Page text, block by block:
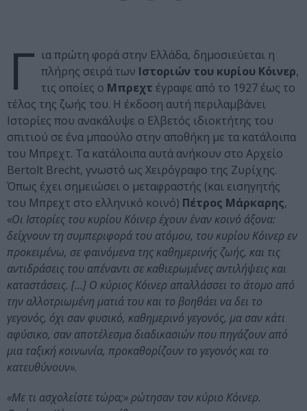
Γ ια πρώτη φορά στην Ελλάδα, δημοσιεύεται η
πλήρης σειρά των Ιστοριών του κυρίου Κόινερ,
τις οποίες ο Μπρεχτ έγραφε από το 1927 έως το
τέλος της ζωής του. Η έκδοση αυτή περιλαμβάνει
Ιστορίες που ανακάλυψε ο Ελβετός ιδιοκτήτης του
σπιτιού σε ένα μπαούλο στην αποθήκη με τα κατάλοιπα
του Μπρεχτ. Τα κατάλοιπα αυτά ανήκουν στο Αρχείο
Bertolt Brecht, γνωστό ως Χειρόγραφο της Ζυρίχης.
Όπως έχει σημειώσει ο μεταφραστής (και εισηγητής
του Μπρεχτ στο ελληνικό κοινό) Πέτρος Μάρκαρης,
«Οι Ιστορίες του κυρίου Κόινερ έχουν έναν κοινό άξονα:
δείχνουν τη συμπεριφορά του ατόμου, του κυρίου Κόινερ εν
προκειμένω, σε φαινόμενα της καθημερινής ζωής, και τις
αντιδράσεις του απέναντι σε καθιερωμένες αντιλήψεις και
καταστάσεις. […] Ο κύριος Κόινερ απαλλάσσει το άτομο από
την αλλοτριωμένη ματιά του και το βοηθάει να δει το
γεγονός, όχι σαν φυσικό, καθημερινό γεγονός, μα σαν κάτι
αφύσικο, σαν αποτέλεσμα διαδικασιών που πηγάζουν από
μια ταξική κοινωνία, προκαθορίζουν το γεγονός και το
κατευθύνουν».
«Με τι ασχολείστε τώρα;» ρώτησαν τον κύριο Κόινερ.